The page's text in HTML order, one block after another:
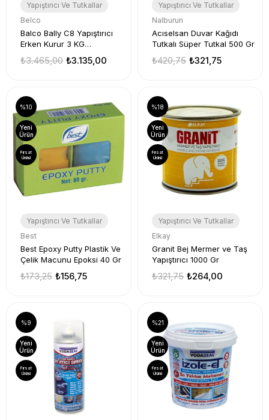
Yapıştırıcı Ve Tutkallar
Belco
Balco Bally C8 Yapıştırıcı
Erken Kurur 3 KG
₺3.135,00
₺3.465,00
Yapıştırıcı Ve Tutkallar
Nalburun
Acıselsan Duvar Kağıdı
Tutkalı Süper Tutkal 500 Gr
₺321,75
₺420,75
Yapıştırıcı Ve Tutkallar
Best
Best Epoxy Putty Plastik Ve
Çelik Macunu Epoksi 40 Gr
₺156,75
₺173,25
%10
Yeni
Ürün
Fırsat
Ürünü
Yapıştırıcı Ve Tutkallar
Elkay
Granit Bej Mermer ve Taş
Yapıştırıcı 1000 Gr
₺264,00
₺321,75
%18
Yeni
Ürün
Fırsat
Ürünü
%9
Yeni
Ürün
Fırsat
Ürünü
%21
Yeni
Ürün
Fırsat
Ürünü